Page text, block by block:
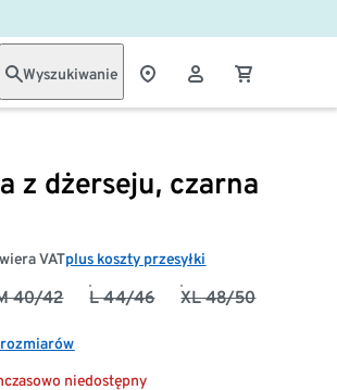
Wyszukiwanie
z dżerseju, czarna
VATplus koszty przesyłki
40/42 L 44/46 XL 48/50
niedostępny